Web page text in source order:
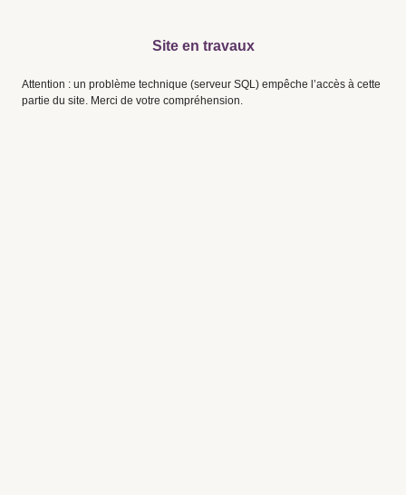
Site en travaux
Attention : un problème technique (serveur SQL) empêche l’accès à cette
partie du site. Merci de votre compréhension.